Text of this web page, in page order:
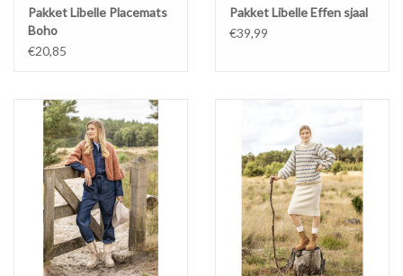
Pakket Libelle Placemats
Boho
€20,85
Pakket Libelle Effen sjaal
€39,99